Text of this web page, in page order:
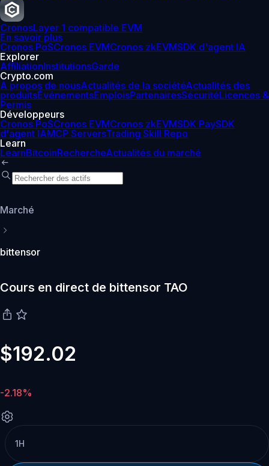
CronosLayer 1 compatible EVM
En savoir plus
Cronos PoSCronos EVMCronos zkEVMSDK d'agent IA
Explorer
AffiliationInstitutionsGarde
Crypto.com
À propos de nousActualités de la sociétéActualités des
produitsÉvénementsEmploisPartenairesSécuritéLicences &
Permis
Développeurs
Cronos PoSCronos EVMCronos zkEVMSDK PaySDK
d'agent IAMCP ServersTrading Skill Repo
Learn
LearnBitcoinRechercheActualités du marché
Marché
bittensor
Cours en direct de bittensor TAO
$192.02
-2.18%
1H